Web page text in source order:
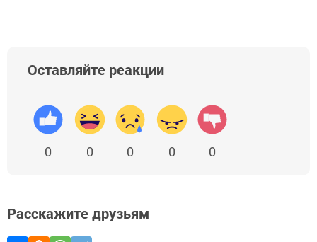
Оставляйте реакции
0 0 0 0 0
Расскажите друзьям